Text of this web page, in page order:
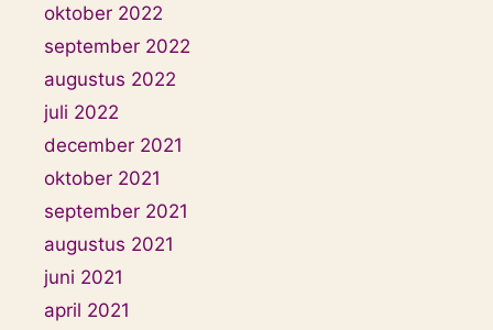
oktober 2022
september 2022
augustus 2022
juli 2022
december 2021
oktober 2021
september 2021
augustus 2021
juni 2021
april 2021